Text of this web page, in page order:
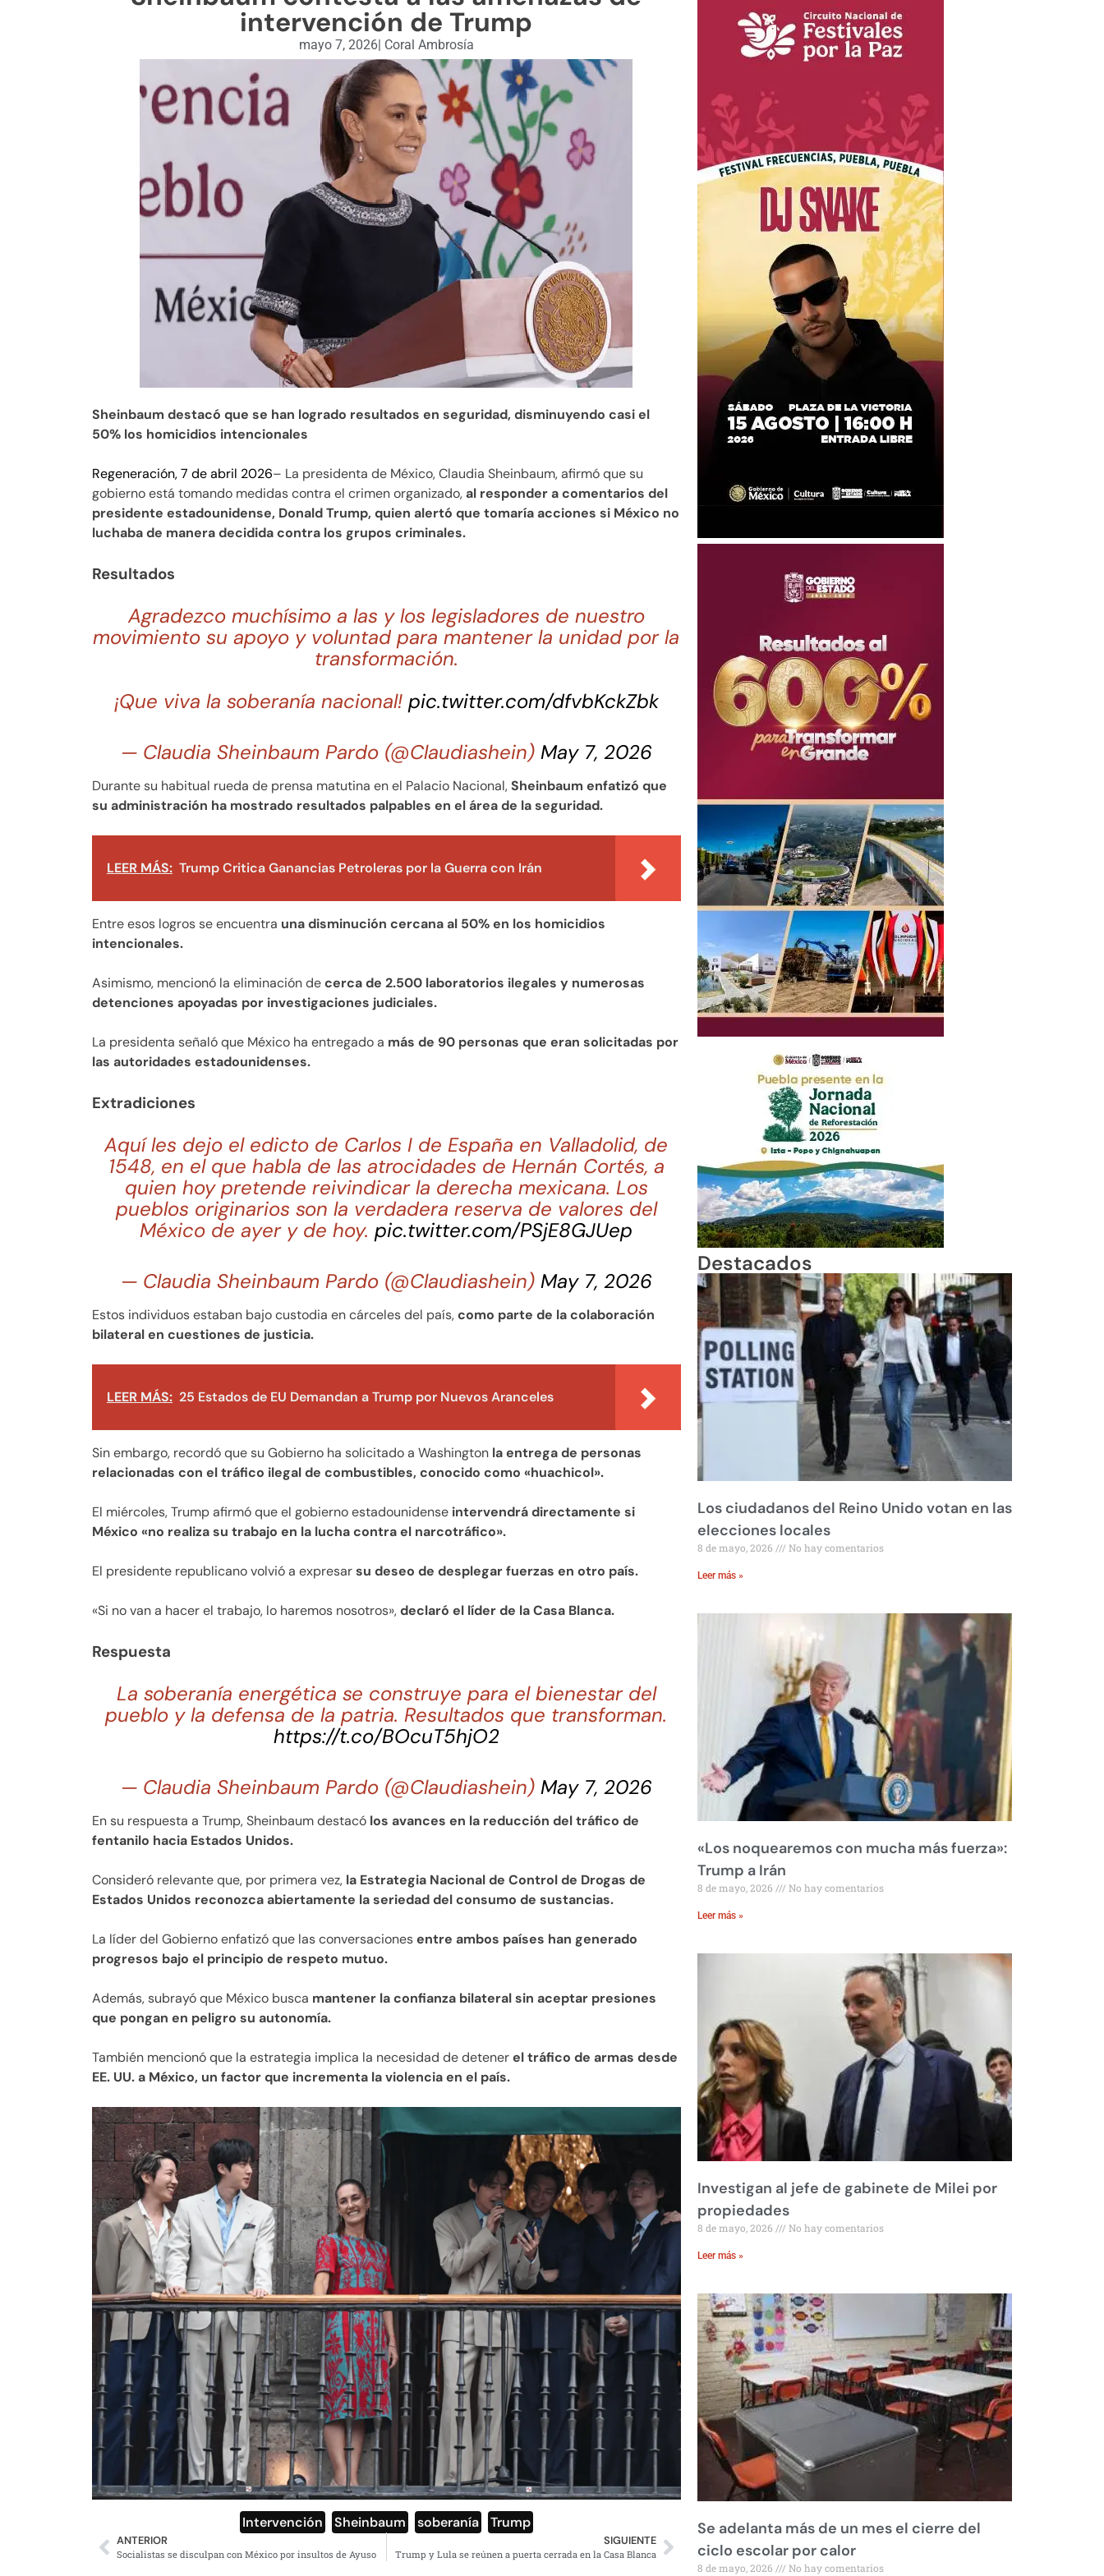
intervención de Trump
mayo 7, 2026| Coral Ambrosía
Sheinbaum destacó que se han logrado resultados en seguridad, disminuyendo casi el
50% los homicidios intencionales
Regeneración, 7 de abril 2026– La presidenta de México, Claudia Sheinbaum, afirmó que su
gobierno está tomando medidas contra el crimen organizado,al responder a comentarios del
presidente estadounidense, Donald Trump, quien alertó que tomaría acciones si México no
luchaba de manera decidida contra los grupos criminales.
Resultados
Agradezco muchísimo a las y los legisladores de nuestro
movimiento su apoyo y voluntad para mantener la unidad por la
transformación.
¡Que viva la soberanía nacional! pic.twitter.com/dfvbKckZbk
— Claudia Sheinbaum Pardo (@Claudiashein) May 7, 2026
Durante su habitual rueda de prensa matutina en el Palacio Nacional,Sheinbaum enfatizó que
su administración ha mostrado resultados palpables en el área de la seguridad.
LEER MÁS: Trump Critica Ganancias Petroleras por la Guerra con Irán
Entre esos logros se encuentra una disminución cercana al 50% en los homicidios
intencionales.
Asimismo, mencionó la eliminación decerca de 2.500 laboratorios ilegales y numerosas
detenciones apoyadas por investigaciones judiciales.
La presidenta señaló que México ha entregado a más de 90 personas que eran solicitadas por
las autoridades estadounidenses.
Extradiciones
Aquí les dejo el edicto de Carlos I de España en Valladolid, de
1548, en el que habla de las atrocidades de Hernán Cortés, a
quien hoy pretende reivindicar la derecha mexicana. Los
pueblos originarios son la verdadera reserva de valores del
México de ayer y de hoy.pic.twitter.com/PSjE8GJUep
— Claudia Sheinbaum Pardo (@Claudiashein) May 7, 2026
Estos individuos estaban bajo custodia en cárceles del país,como parte de la colaboración
bilateral en cuestiones de justicia.
LEER MÁS: 25 Estados de EU Demandan a Trump por Nuevos Aranceles
Sin embargo, recordó que su Gobierno ha solicitado a Washington la entrega de personas
relacionadas con el tráfico ilegal de combustibles, conocido como «huachicol».
El miércoles, Trump afirmó que el gobierno estadounidense intervendrá directamente si
México «no realiza su trabajo en la lucha contra el narcotráfico».
El presidente republicano volvió a expresarsu deseo de desplegar fuerzas en otro país.
«Si no van a hacer el trabajo, lo haremos nosotros»,declaró el líder de la Casa Blanca.
Respuesta
La soberanía energética se construye para el bienestar del
pueblo y la defensa de la patria. Resultados que transforman.
https://t.co/BOcuT5hjO2
— Claudia Sheinbaum Pardo (@Claudiashein) May 7, 2026
En su respuesta a Trump, Sheinbaum destacó los avances en la reducción del tráfico de
fentanilo hacia Estados Unidos.
Consideró relevante que, por primera vez, la Estrategia Nacional de Control de Drogas de
Estados Unidos reconozca abiertamente la seriedad del consumo de sustancias.
La líder del Gobierno enfatizó que las conversacionesentre ambos países han generado
progresos bajo el principio de respeto mutuo.
Además, subrayó que México busca mantener la confianza bilateral sin aceptar presiones
que pongan en peligro su autonomía.
También mencionó que la estrategia implica la necesidad de detenerel tráfico de armas desde
EE. UU. a México, un factor que incrementa la violencia en el país.
Intervención Sheinbaum soberanía Trump
ANTERIOR
Socialistas se disculpan con México por insultos de Ayuso
SIGUIENTE
Trump y Lula se reúnen a puerta cerrada en la Casa Blanca
Destacados
Los ciudadanos del Reino Unido votan en las
elecciones locales
8 de mayo, 2026 No hay comentarios
Leer más »
«Los noquearemos con mucha más fuerza»:
Trump a Irán
8 de mayo, 2026 No hay comentarios
Leer más »
Investigan al jefe de gabinete de Milei por
propiedades
8 de mayo, 2026 No hay comentarios
Leer más »
Se adelanta más de un mes el cierre del
ciclo escolar por calor
8 de mayo, 2026 No hay comentarios